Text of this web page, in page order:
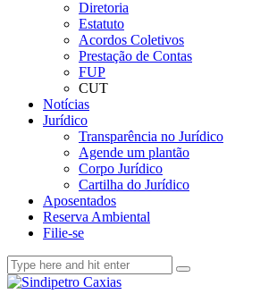
Diretoria
Estatuto
Acordos Coletivos
Prestação de Contas
FUP
CUT
Notícias
Jurídico
Transparência no Jurídico
Agende um plantão
Corpo Jurídico
Cartilha do Jurídico
Aposentados
Reserva Ambiental
Filie-se